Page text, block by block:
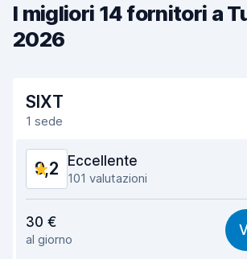
I migliori 14 fornitori a
2026
SIXT
1 sede
9,2 Eccellente
101 valutazioni
Facile da trovare
30 €
al giorno